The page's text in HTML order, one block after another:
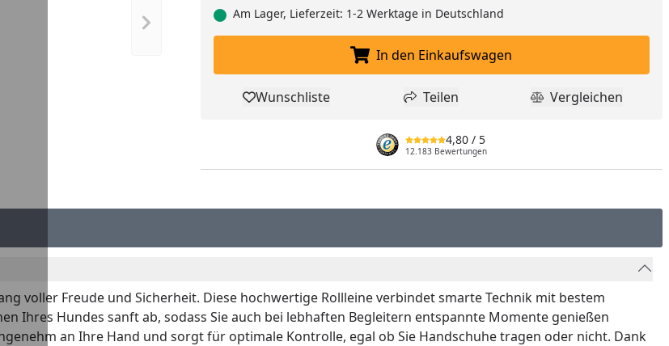
Nächstes Bild anzeigen
Am Lager, Lieferzeit: 1-2 Werktage in Deutschland
In den Einkaufswagen legen
In den Einkaufswagen
Produkt zur Wunschliste hinzufügen
Wunschliste Teilen
Teilen Produkt
Vergleichen
4,80 / 5
12.183 Bewertungen
voller Freude und Sicherheit. Diese hochwertige Rollleine verbindet smarte Technik mit bestem
Ihres Hundes sanft ab, sodass Sie auch bei lebhaften Begleitern entspannte Momente genießen
an Ihre Hand und sorgt für optimale Kontrolle, egal ob Sie Handschuhe tragen oder nicht. Dank